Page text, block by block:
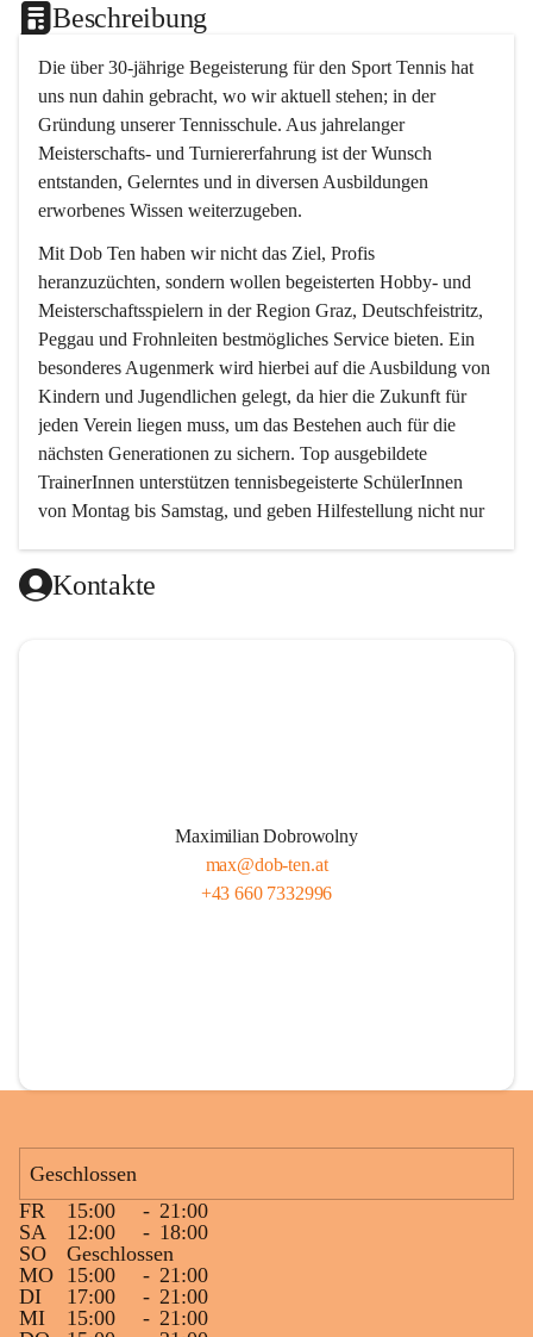
Beschreibung
Die über 30-jährige Begeisterung für den Sport Tennis hat
uns nun dahin gebracht, wo wir aktuell stehen; in der
Gründung unserer Tennisschule. Aus jahrelanger
Meisterschafts- und Turniererfahrung ist der Wunsch
entstanden, Gelerntes und in diversen Ausbildungen
erworbenes Wissen weiterzugeben.
Mit Dob Ten haben wir nicht das Ziel, Profis
heranzuzüchten, sondern wollen begeisterten Hobby- und
Meisterschaftsspielern in der Region Graz, Deutschfeistritz,
Peggau und Frohnleiten bestmögliches Service bieten. Ein
besonderes Augenmerk wird hierbei auf die Ausbildung von
Kindern und Jugendlichen gelegt, da hier die Zukunft für
jeden Verein liegen muss, um das Bestehen auch für die
nächsten Generationen zu sichern. Top ausgebildete
TrainerInnen unterstützen tennisbegeisterte SchülerInnen
von Montag bis Samstag, und geben Hilfestellung nicht nur
Da das taktische Element im Tennis von sehr vielen
Kontakte
Maximilian Dobrowolny
max@dob-ten.at
+43 660 7332996
Geschlossen
FR
15:00 - 21:00
SA
12:00 - 18:00
SO
Geschlossen
MO 15:00 - 21:00
DI
17:00 - 21:00
MI
15:00 - 21:00